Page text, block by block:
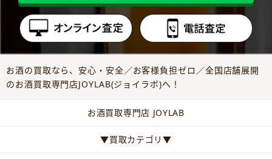
お酒の買取なら、安心・安全／お客様負担ゼロ／全国店舗展開
のお酒買取専門店JOYLAB(ジョイラボ)へ！
お酒買取専門店 JOYLAB
▼買取カテゴリ▼